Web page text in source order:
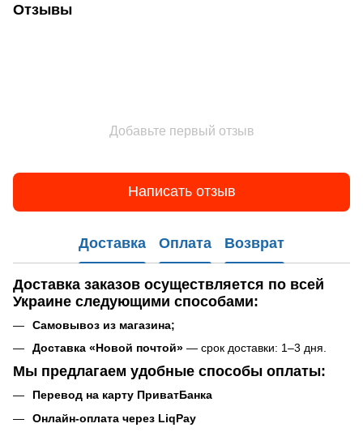
Отзывы
Добавьте первый отзыв
Написать отзыв
Доставка Оплата Возврат
Доставка заказов осуществляется по всей
Украине следующими способами:
Самовывоз из магазина;
Доставка «Новой почтой» — срок доставки: 1–3 дня.
Мы предлагаем удобные способы оплаты:
Перевод на карту ПриватБанка
Онлайн-оплата через LiqPay